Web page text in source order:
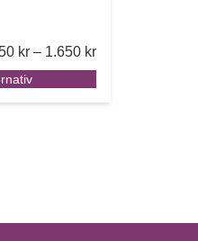
980 kr
kr – 1.650 krPrice range: